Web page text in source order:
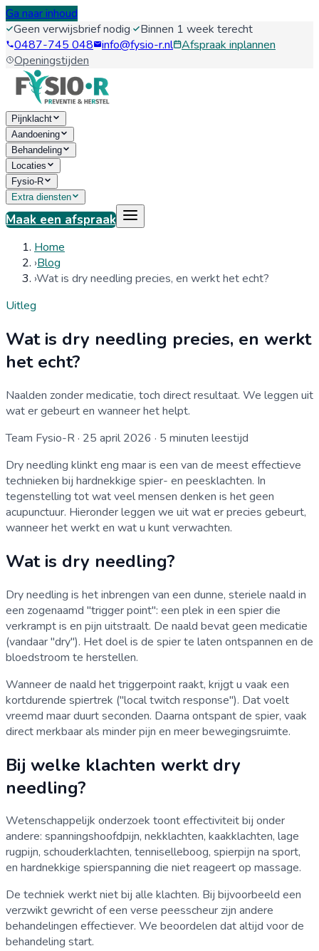
Ga naar inhoud
Geen verwijsbrief nodig· Binnen 1 week terecht
0487-745 048 info@fysio-r.nl Afspraak inplannen
Openingstijden
Pijnklacht
Aandoening
Behandeling
Locaties
Fysio-R
Extra diensten
Maak een afspraak
Home
›Blog
›Wat is dry needling precies, en werkt het echt?
Uitleg
Wat is dry needling precies, en werkt
het echt?
Naalden zonder medicatie, toch direct resultaat. We leggen uit
wat er gebeurt en wanneer het helpt.
Team Fysio-R· 25 april 2026 · 5 minuten leestijd
Dry needling klinkt eng maar is een van de meest effectieve
technieken bij hardnekkige spier- en peesklachten. In
tegenstelling tot wat veel mensen denken is het geen
acupunctuur. Hieronder leggen we uit wat er precies gebeurt,
wanneer het werkt en wat u kunt verwachten.
Wat is dry needling?
Dry needling is het inbrengen van een dunne, steriele naald in
een zogenaamd "trigger point": een plek in een spier die
verkrampt is en pijn uitstraalt. De naald bevat geen medicatie
(vandaar "dry"). Het doel is de spier te laten ontspannen en de
bloedstroom te herstellen.
Wanneer de naald het triggerpoint raakt, krijgt u vaak een
kortdurende spiertrek ("local twitch response"). Dat voelt
vreemd maar duurt seconden. Daarna ontspant de spier, vaak
direct merkbaar als minder pijn en meer bewegingsruimte.
Bij welke klachten werkt dry
needling?
Wetenschappelijk onderzoek toont effectiviteit bij onder
andere: spanningshoofdpijn, nekklachten, kaakklachten, lage
rugpijn, schouderklachten, tenniselleboog, spierpijn na sport,
en hardnekkige spierspanning die niet reageert op massage.
De techniek werkt niet bij alle klachten. Bij bijvoorbeeld een
verzwikt gewricht of een verse peesscheur zijn andere
behandelingen effectiever. We beoordelen dat altijd voor de
behandeling start.